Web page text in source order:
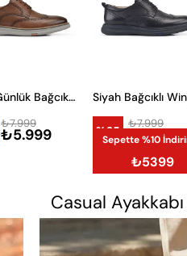
Taba Günlük Bağcıklı Erkek Ayakkabı
₺5.999
₺7.999
%25 ₺5.999
₺7.999
Sepette %10
₺5399
Casual